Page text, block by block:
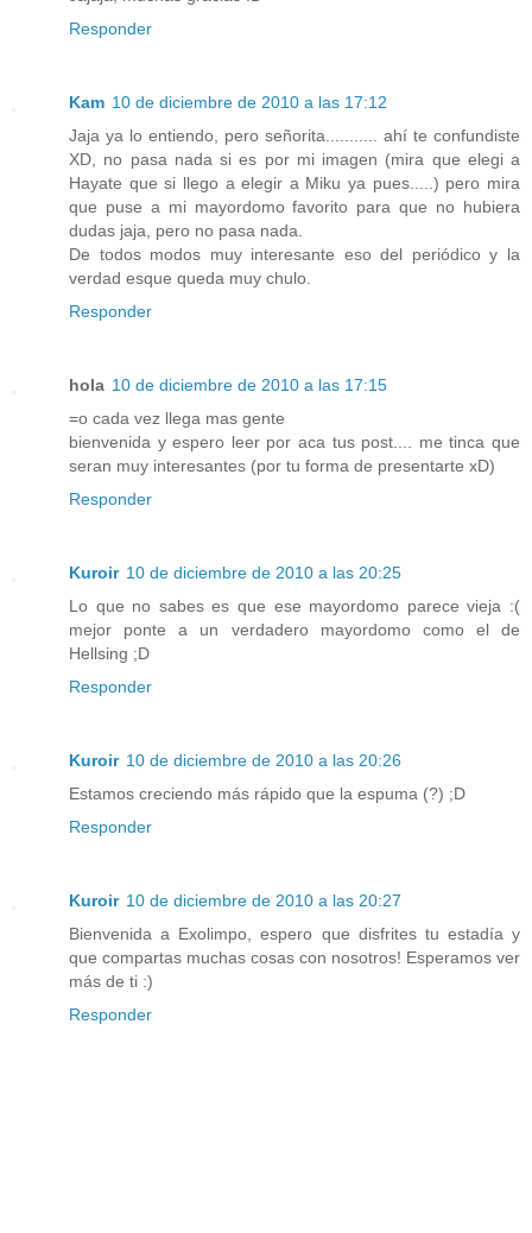
Responder
Kam 10 de diciembre de 2010 a las 17:12
Jaja ya lo entiendo, pero señorita........... ahí te confundiste
XD, no pasa nada si es por mi imagen (mira que elegi a
Hayate que si llego a elegir a Miku ya pues.....) pero mira
que puse a mi mayordomo favorito para que no hubiera
dudas jaja, pero no pasa nada.
De todos modos muy interesante eso del periódico y la
verdad esque queda muy chulo.
Responder
hola 10 de diciembre de 2010 a las 17:15
=o cada vez llega mas gente
bienvenida y espero leer por aca tus post.... me tinca que
seran muy interesantes (por tu forma de presentarte xD)
Responder
Kuroir 10 de diciembre de 2010 a las 20:25
Lo que no sabes es que ese mayordomo parece vieja :(
mejor ponte a un verdadero mayordomo como el de
Hellsing ;D
Responder
Kuroir 10 de diciembre de 2010 a las 20:26
Estamos creciendo más rápido que la espuma (?) ;D
Responder
Kuroir 10 de diciembre de 2010 a las 20:27
Bienvenida a Exolimpo, espero que disfrites tu estadía y
que compartas muchas cosas con nosotros! Esperamos ver
más de ti :)
Responder